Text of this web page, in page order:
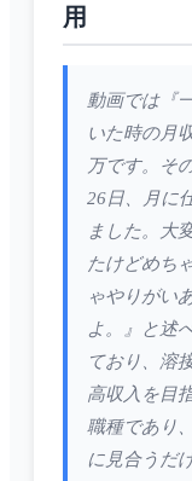
用
動画では『
いた時の月
万です。そ
26日、月に
ました。大
たけどめち
ゃやりがい
よ。』と述
ており、溶
高収入を目
職種であり
に見合うだ